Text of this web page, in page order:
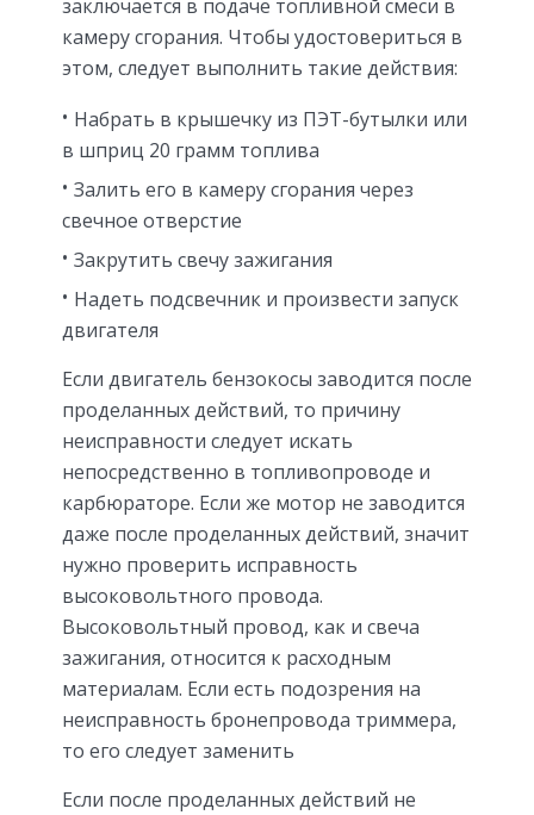
заключается в подаче топливной смеси в
камеру сгорания. Чтобы удостовериться в
этом, следует выполнить такие действия:
Набрать в крышечку из ПЭТ-бутылки или
в шприц 20 грамм топлива
Залить его в камеру сгорания через
свечное отверстие
Закрутить свечу зажигания
Надеть подсвечник и произвести запуск
двигателя
Если двигатель бензокосы заводится после
проделанных действий, то причину
неисправности следует искать
непосредственно в топливопроводе и
карбюраторе. Если же мотор не заводится
даже после проделанных действий, значит
нужно проверить исправность
высоковольтного провода.
Высоковольтный провод, как и свеча
зажигания, относится к расходным
материалам. Если есть подозрения на
неисправность бронепровода триммера,
то его следует заменить
Если после проделанных действий не